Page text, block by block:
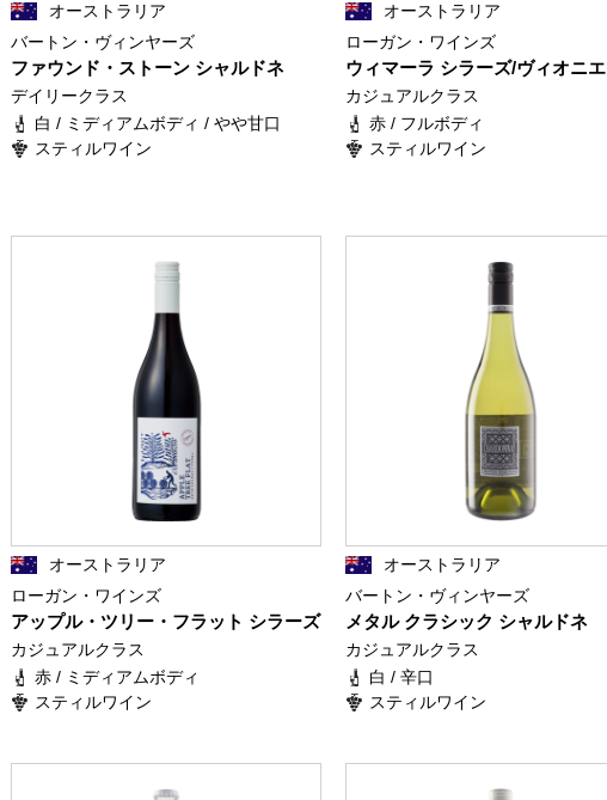
オーストラリア
バートン・ヴィンヤーズ
ファウンド・ストーン シャルドネ
デイリークラス
白 / ミディアムボディ / やや甘口
スティルワイン
オーストラリア
ローガン・ワインズ
ウィマーラ シラーズ/ヴィオニエ
カジュアルクラス
赤 / フルボディ
スティルワイン
オーストラリア
ローガン・ワインズ
アップル・ツリー・フラット シラーズ
カジュアルクラス
赤 / ミディアムボディ
スティルワイン
オーストラリア
バートン・ヴィンヤーズ
メタル クラシック シャルドネ
カジュアルクラス
白 / 辛口
スティルワイン